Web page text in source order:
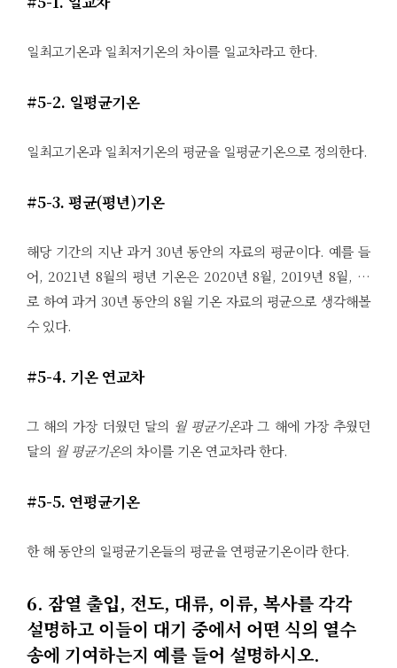
일최고기온과 일최저기온의 차이를 일교차라고 한다.
#5-2. 일평균기온
일최고기온과 일최저기온의 평균을 일평균기온으로 정의한다.
#5-3. 평균(평년)기온
해당 기간의 지난 과거 30년 동안의 자료의 평균이다. 예를 들
어, 2021년 8월의 평년 기온은 2020년 8월, 2019년 8월, …
로 하여 과거 30년 동안의 8월 기온 자료의 평균으로 생각해볼
수 있다.
#5-4. 기온 연교차
그 해의 가장 더웠던 달의 월 평균기온과 그 해에 가장 추웠던
달의 월 평균기온의 차이를 기온 연교차라 한다.
#5-5. 연평균기온
한 해 동안의 일평균기온들의 평균을 연평균기온이라 한다.
6. 잠열 출입, 전도, 대류, 이류, 복사를 각각
설명하고 이들이 대기 중에서 어떤 식의 열수
송에 기여하는지 예를 들어 설명하시오.